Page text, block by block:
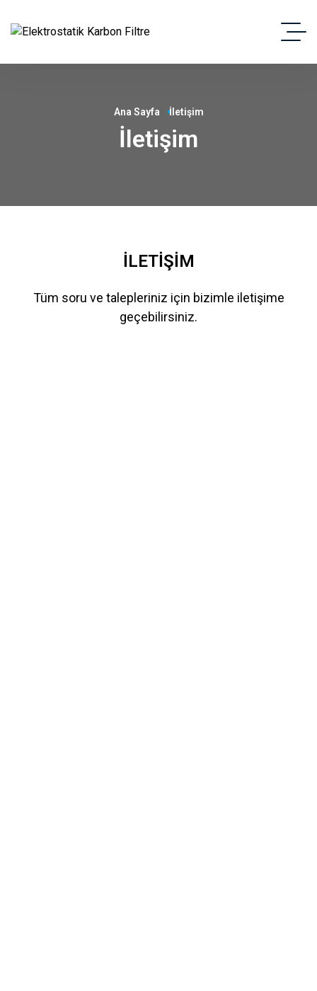
Ana Sayfa İletişim
İletişim
İLETIŞIM
Tüm soru ve talepleriniz için bizimle iletişime
geçebilirsiniz.